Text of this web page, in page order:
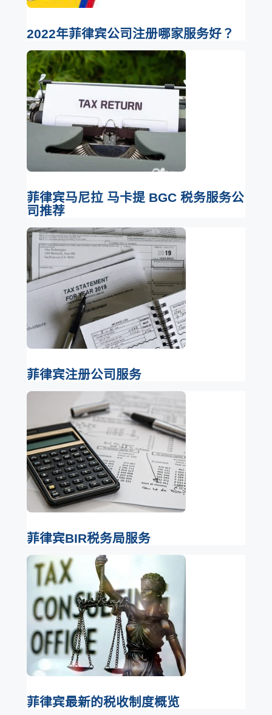
2022年菲律宾公司注册哪家服务好？
菲律宾马尼拉 马卡提 BGC 税务服务公
司推荐
菲律宾注册公司服务
菲律宾BIR税务局服务
菲律宾最新的税收制度概览